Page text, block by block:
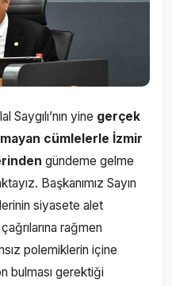
Saygılı’nın yine gerçek
cümlelerle İzmir
gündeme gelme
Başkanımız Sayın
siyasete alet
rağmen
polemiklerin içine
bulması gerektiği